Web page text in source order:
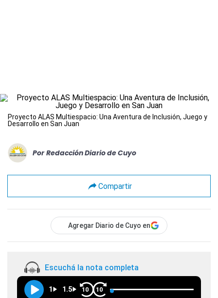
Proyecto ALAS Multiespacio: Una Aventura de Inclusión, Juego y
Desarrollo en San Juan
Por Redacción Diario de Cuyo
Compartir
Agregar Diario de Cuyo en
Escuchá la nota completa
1 1.5 10 10